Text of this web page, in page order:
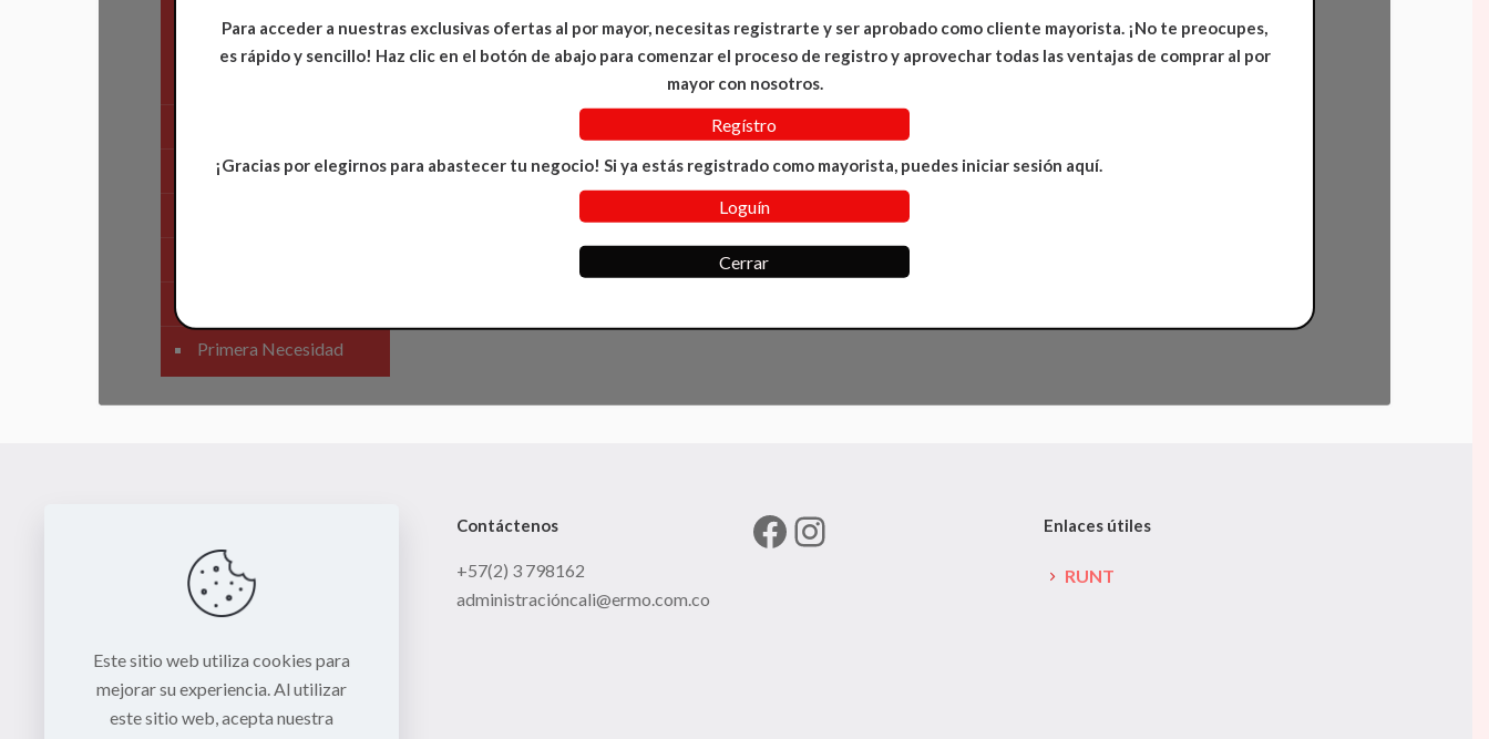
TVS
Partes de Motor
Primera Necesidad
Contáctenos
+57(2) 3 798162
administracióncali@ermo.com.co
Facebook
Instagram Enlaces útiles
RUNT
Para acceder a nuestras exclusivas ofertas al por mayor, necesitas registrarte y ser aprobado como cliente mayorista. ¡No te preocupes,
es rápido y sencillo! Haz clic en el botón de abajo para comenzar el proceso de registro y aprovechar todas las ventajas de comprar al por
mayor con nosotros.
Regístro
¡Gracias por elegirnos para abastecer tu negocio! Si ya estás registrado como mayorista, puedes iniciar sesión aquí.
Loguín
Cerrar
Este sitio web utiliza cookies para
mejorar su experiencia. Al utilizar
este sitio web, acepta nuestra